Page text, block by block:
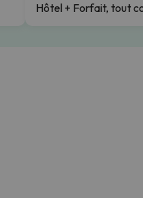
Hôtel + Forfait, tout